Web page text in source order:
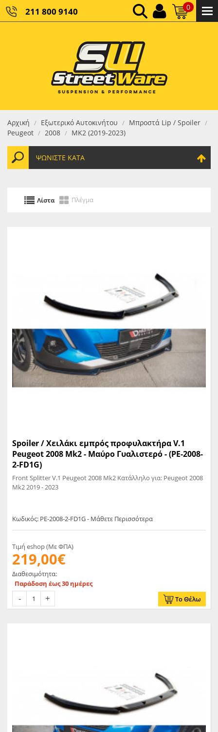
211 800 9140 0
ΚΑΘΑΡΌ ΣΎΝΟΛΟ:
ΤΕΛΙΚΌ ΣΎΝΟΛΟ:0,00 €
Αρχική / Εξωτερικό Αυτοκινήτου / Μπροστά Lip / Spoiler /
Peugeot / 2008 / MK2 (2019-2023)
ΨΩΝΊΣΤΕ ΚΑΤΆ
Λίστα Πλέγμα
Spoiler / Χειλάκι εμπρός προφυλακτήρα V.1
Peugeot 2008 Mk2 - Μαύρο Γυαλιστερό - (PE-2008-
2-FD1G)
Front Splitter V.1 Peugeot 2008 Mk2 Κατάλληλο για: Peugeot 2008
Mk2 2019 - 2023
Κωδικός: PE-2008-2-FD1G - Μάθετε Περισσότερα
Τιμή eshop (Με ΦΠΑ)
219,00€
Διαθεσιμότητα:
Παράδοση έως 30 ημέρες
Το Θέλω